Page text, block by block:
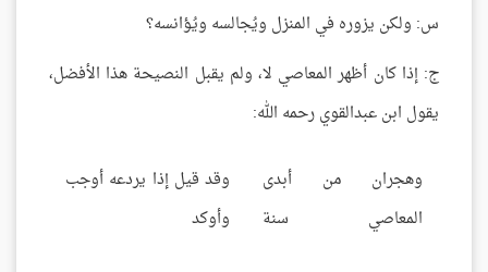
س: ولكن يزوره في المنزل ويُجالسه ويُؤانسه؟
ج: إذا كان أظهر المعاصي لا، ولم يقبل النصيحة هذا الأفضل،
يقول ابن عبدالقوي رحمه الله:
وهجران من أبدى
المعاصي سنة
وقد قيل إذا يردعه أوجب
وأوكد